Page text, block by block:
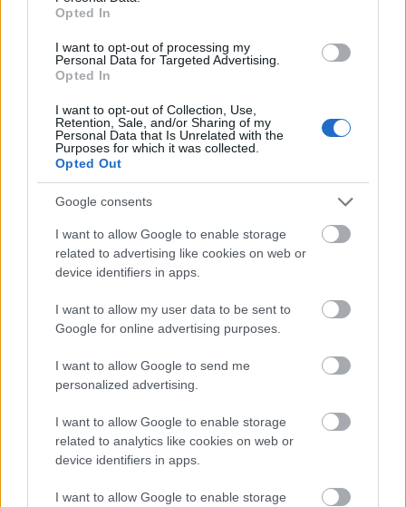
Opted In
I want to opt-out of processing my
Personal Data for Targeted Advertising.
Opted In
I want to opt-out of Collection, Use,
Retention, Sale, and/or Sharing of my
Personal Data that Is Unrelated with the
Purposes for which it was collected.
Opted Out
Google consents
I want to allow Google to enable storage
related to advertising like cookies on web or
device identifiers in apps.
I want to allow my user data to be sent to
Google for online advertising purposes.
I want to allow Google to send me
personalized advertising.
I want to allow Google to enable storage
related to analytics like cookies on web or
device identifiers in apps.
I want to allow Google to enable storage
prosequor•2020. december 23.
Őrült 2020
Rendhagyó év volt az idei. A vírus márciusban jött,
Európában, és ...
Kata 2021 - Élet kata után
prosequor•2020. november 30.